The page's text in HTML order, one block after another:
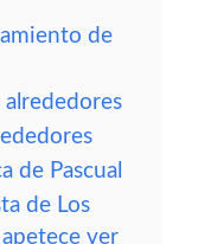
de
alrededores
de Pascual
de Los
ver